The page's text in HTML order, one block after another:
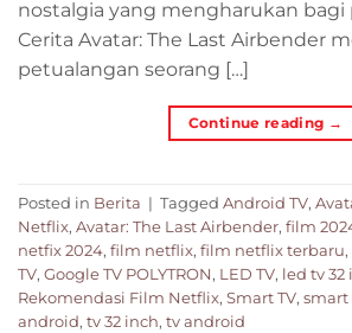
nostalgia yang mengharukan bagi
Cerita Avatar: The Last Airbender
petualangan seorang […]
Continue reading →
Posted in Berita | Tagged Android TV,
Netflix, Avatar: The Last Airbender, film
netfix 2024, film netflix, film netflix terbaru,
TV, Google TV POLYTRON, LED TV, led tv 32
Rekomendasi Film Netflix, Smart TV, smart
android, tv 32 inch, tv android